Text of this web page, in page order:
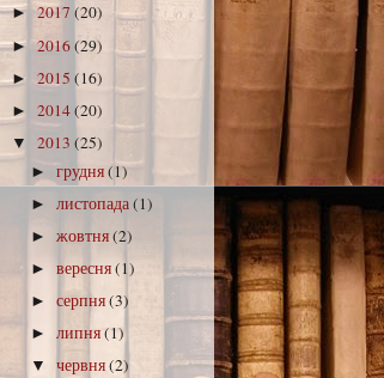
►2017 (20)
►2016(29)
► 2015 (16)
► 2014(20)
▼ 2013 (25)
►грудня(1)
►листопада(1)
►жовтня(2)
►вересня(1)
►серпня(3)
►липня(1)
▼червня(2)